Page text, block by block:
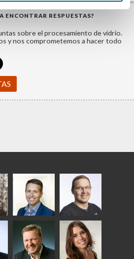
ENCONTRAR RESPUESTAS?
sobre el procesamiento de vidrio.
y nos comprometemos a hacer todo
Miika
Äppelqvist
GLASS USE AND
ARCHITECTURE
- GLASTON
Antti
Aronen
GLASTON